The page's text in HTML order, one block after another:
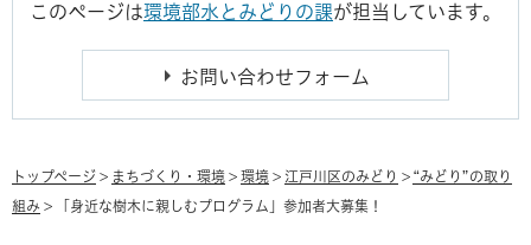
このページは環境部水とみどりの課が担当しています。
トップページ > まちづくり・環境 > 環境 > 江戸川区のみどり > “みどり”の取り
組み > 「身近な樹木に親しむプログラム」参加者大募集！